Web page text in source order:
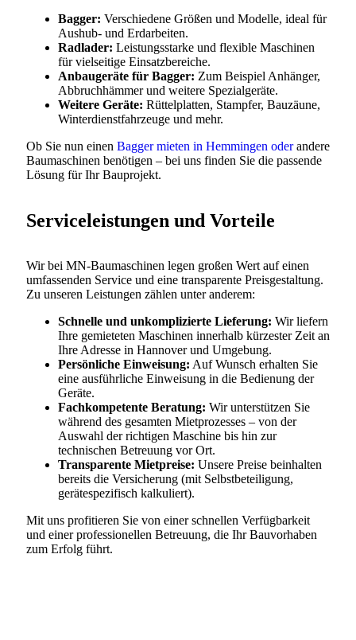
Bagger: Verschiedene Größen und Modelle, ideal für
Aushub- und Erdarbeiten.
Radlader: Leistungsstarke und flexible Maschinen
für vielseitige Einsatzbereiche.
Anbaugeräte für Bagger: Zum Beispiel Anhänger,
Abbruchhämmer und weitere Spezialgeräte.
Weitere Geräte: Rüttelplatten, Stampfer, Bauzäune,
Winterdienstfahrzeuge und mehr.
Ob Sie nun einen Bagger mieten in Hemmingen oderandere
Baumaschinen benötigen – bei uns finden Sie die passende
Lösung für Ihr Bauprojekt.
Serviceleistungen und Vorteile
Wir bei MN‑Baumaschinen legen großen Wert auf einen
umfassenden Service und eine transparente Preisgestaltung.
Zu unseren Leistungen zählen unter anderem:
Schnelle und unkomplizierte Lieferung: Wir liefern
Ihre gemieteten Maschinen innerhalb kürzester Zeit an
Ihre Adresse in Hannover und Umgebung.
Persönliche Einweisung: Auf Wunsch erhalten Sie
eine ausführliche Einweisung in die Bedienung der
Geräte.
Fachkompetente Beratung: Wir unterstützen Sie
während des gesamten Mietprozesses – von der
Auswahl der richtigen Maschine bis hin zur
technischen Betreuung vor Ort.
Transparente Mietpreise: Unsere Preise beinhalten
bereits die Versicherung (mit Selbstbeteiligung,
gerätespezifisch kalkuliert).
Mit uns profitieren Sie von einer schnellen Verfügbarkeit
und einer professionellen Betreuung, die Ihr Bauvorhaben
zum Erfolg führt.